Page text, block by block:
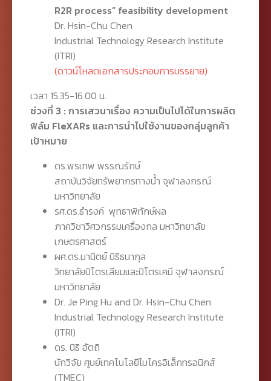
R2R process” feasibility development
Dr. Hsin-Chu Chen
Industrial Technology Research Institute
(ITRI)
(ดาวน์โหลดเอกสารประกอบการบรรยาย)
เวลา 15.35-16.00 น.
ช่วงที่ 3 : การเสวนาเรื่อง ความเป็นไปได้ในการผลิต
ฟิล์ม FleXARs และการนำไปใช้งานของกลุ่มลูกค้า
เป้าหมาย
ดร.พรเทพ พรรณรักษ์
สถาบันวิจัยทรัพยากรทางน้ำ จุฬาลงกรณ์
มหาวิทยาลัย
รศ.ดร.ธำรงค์ พุทธาพิทักษ์ผล
ภาควิชาวิศวกรรมเครื่องกล มหาวิทยาลัย
เกษตรศาสตร์
ผศ.ดร.มานิตย์ นิธิธนากุล
วิทยาลัยปิโตรเลียมและปิโตรเคมี จุฬาลงกรณ์
มหาวิทยาลัย
Dr. Je Ping Hu and Dr. Hsin-Chu Chen
Industrial Technology Research Institute
(ITRI)
ดร. นิธิ อัตถิ
นักวิจัย ศูนย์เทคโนโลยีไมโครอิเล็กทรอนิกส์
(TMEC)